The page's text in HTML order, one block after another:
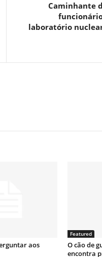
Caminhante
laboratório
aos
Featured
O cão de
encontra